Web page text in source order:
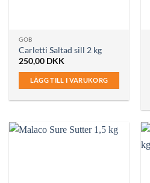
GOB
Carletti Saltad sill 2 kg
250,00 DKK
LÄGG TILL I VARUKORG